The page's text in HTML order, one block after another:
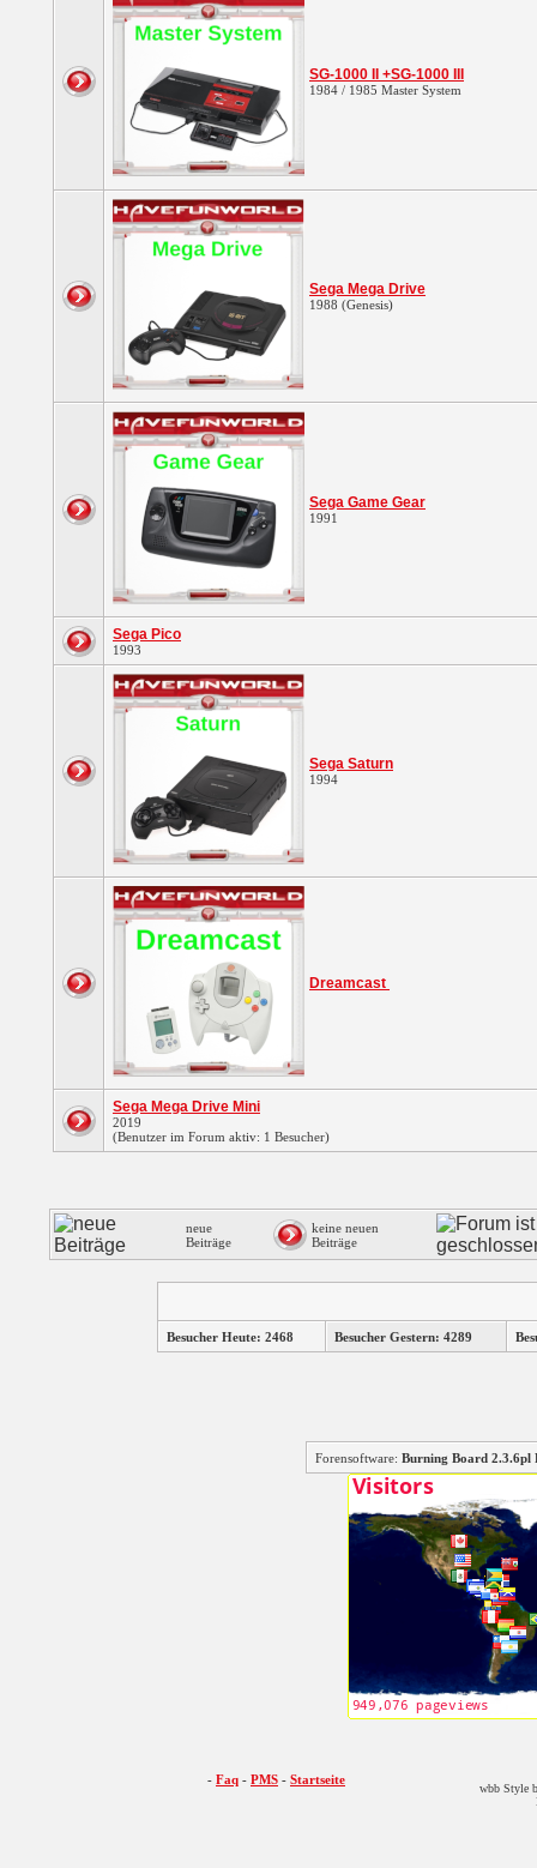
SG-1000 II +SG-1000 III
1984 / 1985 Master System
Sega Mega Drive
1988 (Genesis)
Sega Game Gear
1991
Sega Pico
1993
Sega Saturn
1994
Dreamcast
Sega Mega Drive Mini
2019
(Benutzer im Forum aktiv: 1 Besucher)
neue
Beiträge
keine neuen
Beiträge
Besucher Heute: 2468 Besucher Gestern: 4289
Forensoftware: Burning Board
- Faq - PMS - Startseite
wbb Style